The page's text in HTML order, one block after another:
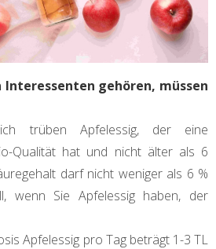
Interessenten gehören, müssen
trüben Apfelessig, der eine
Qualität hat und nicht älter als 6
darf nicht weniger als 6 %
wenn Sie Apfelessig haben, der
Apfelessig pro Tag beträgt 1-3 TL